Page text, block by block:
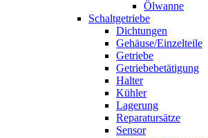
Ölwanne
Schaltgetriebe
Dichtungen
Gehäuse/Einzelteile
Getriebe
Getriebebetätigung
Halter
Kühler
Lagerung
Reparatursätze
Sensor